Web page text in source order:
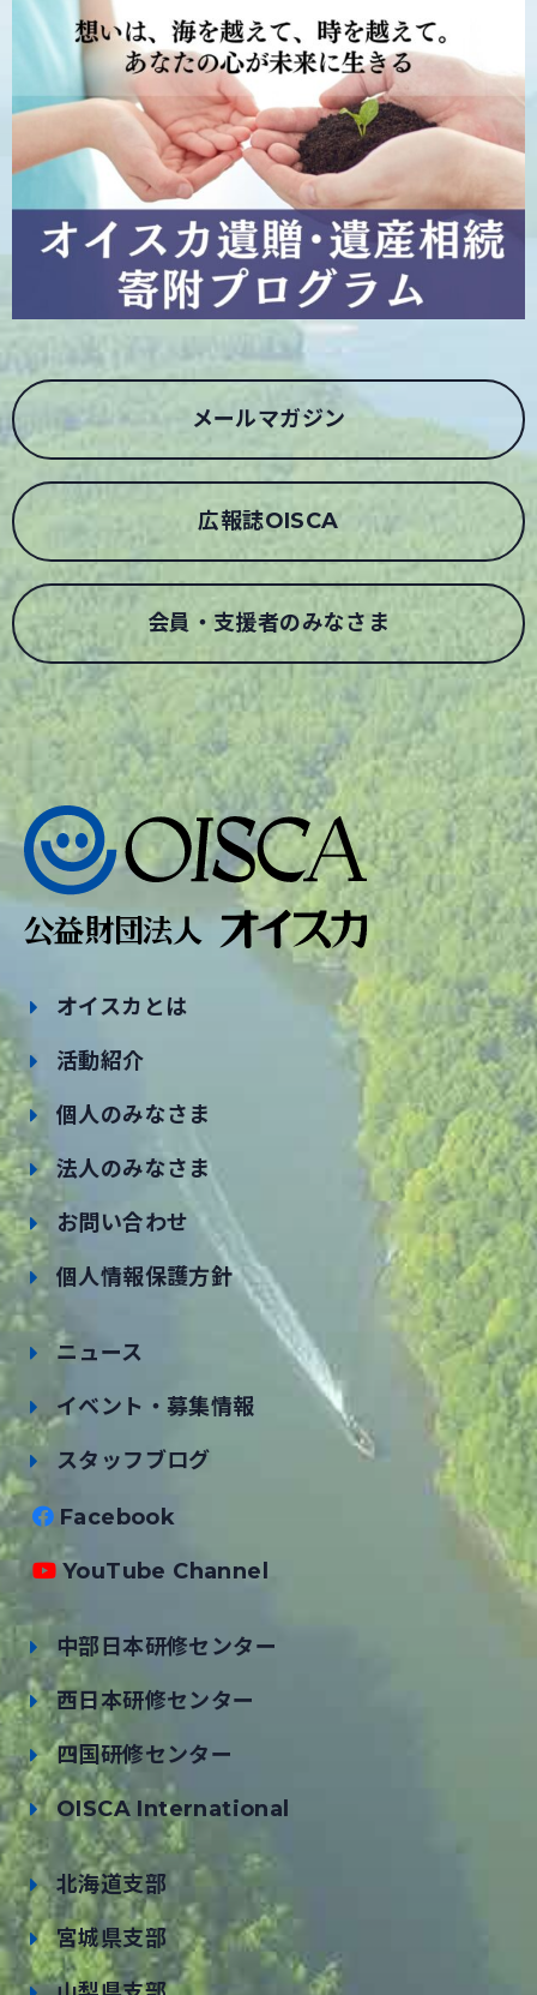
メールマガジン
広報誌OISCA
会員・支援者のみなさま
オイスカとは
活動紹介
個人のみなさま
法人のみなさま
お問い合わせ
個人情報保護方針
ニュース
イベント・募集情報
スタッフブログ
Facebook
YouTube Channel
中部日本研修センター
西日本研修センター
四国研修センター
OISCA International
北海道支部
宮城県支部